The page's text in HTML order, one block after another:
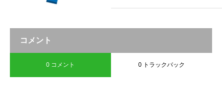
コメント
0 コメント 0 トラックバック